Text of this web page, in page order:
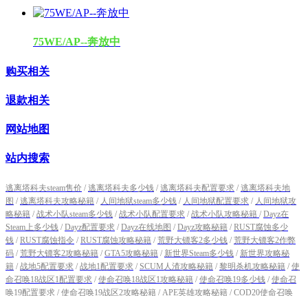
75WE/AP--奔放中
购买相关
退款相关
网站地图
站内搜索
逃离塔科夫steam售价 / 逃离塔科夫多少钱 / 逃离塔科夫配置要求 / 逃离塔科夫地
图 / 逃离塔科夫攻略秘籍 / 人间地狱steam多少钱 / 人间地狱配置要求 / 人间地狱攻
略秘籍 / 战术小队steam多少钱 / 战术小队配置要求 / 战术小队攻略秘籍 / Dayz在
Steam上多少钱 / Dayz配置要求 / Dayz在线地图 / Dayz攻略秘籍 / RUST腐蚀多少
钱 / RUST腐蚀指令 / RUST腐蚀攻略秘籍 / 荒野大镖客2多少钱 / 荒野大镖客2作弊
码 / 荒野大镖客2攻略秘籍 / GTA5攻略秘籍 / 新世界Steam多少钱 / 新世界攻略秘
籍 / 战地5配置要求 / 战地1配置要求 / SCUM人渣攻略秘籍 / 黎明杀机攻略秘籍 / 使
命召唤18战区1配置要求 / 使命召唤18战区1攻略秘籍 / 使命召唤19多少钱 / 使命召
唤19配置要求 / 使命召唤19战区2攻略秘籍 / APE英雄攻略秘籍 / COD20使命召唤